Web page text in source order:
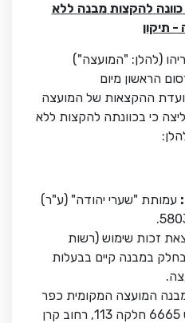
כוונה להקצות מבנה ללא
- תיקון
(להלן: "המועצה")
הראשון מיום
שוועדת ההקצאות של המועצה
כי בכוונתה להקצות ללא
: עמותת "שערי יהודה" (ע"ר)
זכות שימוש (רשות
במבנה קיים בבעלות
המועצה המקומית כפר
שמריהו, הנמצא בגוש 6665 חלקה 113, רחוב קרן